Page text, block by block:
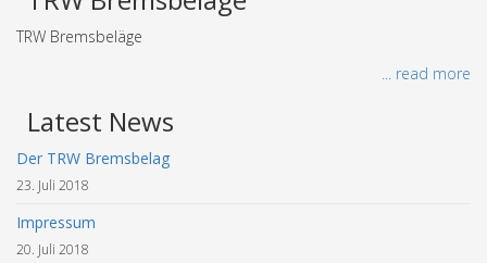
TRW Bremsbeläge
... read more
Latest News
Der TRW Bremsbelag
23. Juli 2018
Impressum
20. Juli 2018